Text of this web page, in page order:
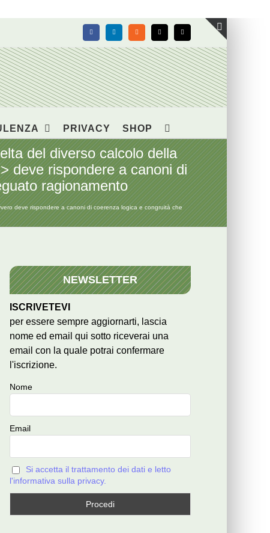
FacebookLinkedIn Rss X Email
PRIVACY SHOP
del diverso calcolo della
> deve rispondere a canoni di
ragionamento
deve rispondere a canoni di coerenza logica e congruità che
NEWSLETTER
ISCRIVETEVI
per essere sempre aggiornarti, lascia
nome ed email qui sotto riceverai una
email con la quale potrai confermare
l'iscrizione.
Nome
Email
Si accetta il trattamento dei dati e letto
l'informativa sulla privacy.
Toggle
area
barra
scorrevole